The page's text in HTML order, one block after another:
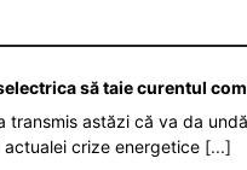
să taie curentul
transmis astăzi că va da
crize energetice [...]